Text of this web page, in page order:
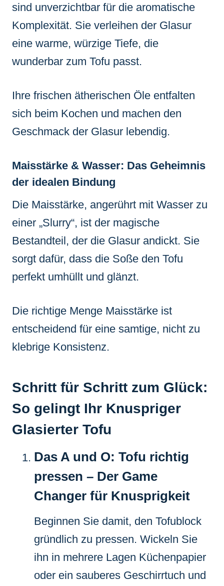
sind unverzichtbar für die aromatische
Komplexität. Sie verleihen der Glasur
eine warme, würzige Tiefe, die
wunderbar zum Tofu passt.
Ihre frischen ätherischen Öle entfalten
sich beim Kochen und machen den
Geschmack der Glasur lebendig.
Maisstärke & Wasser: Das Geheimnis
der idealen Bindung
Die Maisstärke, angerührt mit Wasser zu
einer „Slurry“, ist der magische
Bestandteil, der die Glasur andickt. Sie
sorgt dafür, dass die Soße den Tofu
perfekt umhüllt und glänzt.
Die richtige Menge Maisstärke ist
entscheidend für eine samtige, nicht zu
klebrige Konsistenz.
Schritt für Schritt zum Glück:
So gelingt Ihr Knuspriger
Glasierter Tofu
Das A und O: Tofu richtig
pressen – Der Game
Changer für Knusprigkeit
Beginnen Sie damit, den Tofublock
gründlich zu pressen. Wickeln Sie
ihn in mehrere Lagen Küchenpapier
oder ein sauberes Geschirrtuch und